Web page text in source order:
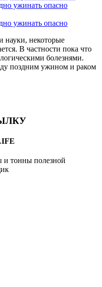
ужинать опасно
ужинать опасно
науки, некоторые
В частности пока что
болезнями.
поздним ужином и раком
и тонны полезной